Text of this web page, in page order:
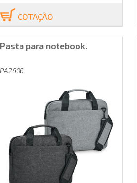
COTAÇÃO
Pasta para notebook.
PA2606